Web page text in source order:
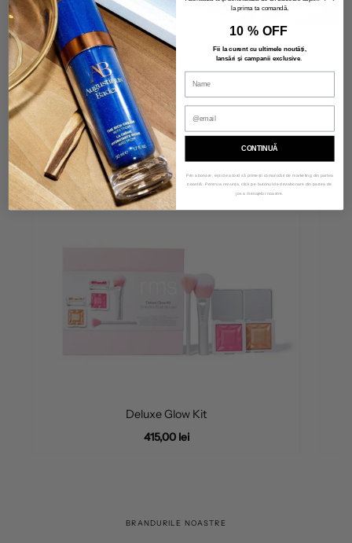
THE GIFT EDIT
Deluxe Glow Kit
415,00 lei
BRANDURILE NOASTRE
la prima ta comandă.
10 % OFF
Fii la curent cu ultimele noutăți,
lansări și campanii exclusive.
CONTINUĂ
Prin abonare, ești de acord să primești comunicări de marketing din partea
noastră. Pentru a renunța, click pe butonul de dezabonare din partea de
jos a mesajelor noastre.